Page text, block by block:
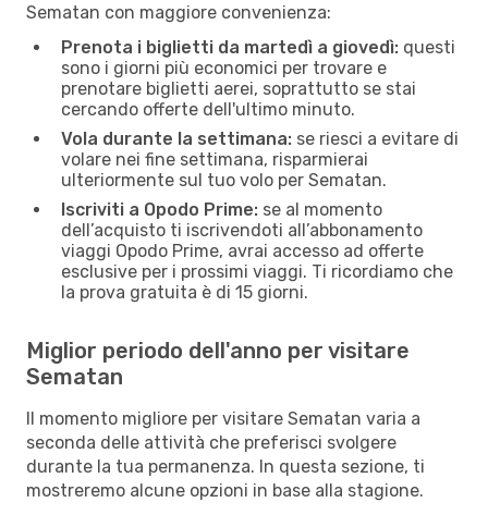
Sematan con maggiore convenienza:
Prenota i biglietti da martedì a giovedì: questi
sono i giorni più economici per trovare e
prenotare biglietti aerei, soprattutto se stai
cercando offerte dell'ultimo minuto.
Vola durante la settimana: se riesci a evitare di
volare nei fine settimana, risparmierai
ulteriormente sul tuo volo per Sematan.
Iscriviti a Opodo Prime: se al momento
dell’acquisto ti iscrivendoti all’abbonamento
viaggi Opodo Prime, avrai accesso ad offerte
esclusive per i prossimi viaggi. Ti ricordiamo che
la prova gratuita è di 15 giorni.
Miglior periodo dell'anno per visitare
Sematan
Il momento migliore per visitare Sematan varia a
seconda delle attività che preferisci svolgere
durante la tua permanenza. In questa sezione, ti
mostreremo alcune opzioni in base alla stagione.